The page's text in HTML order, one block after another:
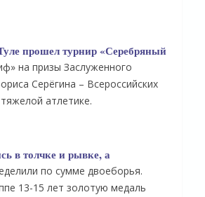
прошел турнир «Серебряный
на призы Заслуженного
Серёгина – Всероссийских
атлетике.
в толчке и рывке, а
по сумме двоеборья.
13-15 лет золотую медаль